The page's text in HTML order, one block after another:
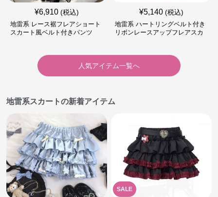
¥6,910 (税込)
地雷系 レース裾フレアショート
スカート風ベルト付きパンツ
¥5,140 (税込)
地雷系 ハートリングベルト付き
リボンレースアップフレアスカ
人気アイテム一覧へ
地雷系スカートの新着アイテム
SALE